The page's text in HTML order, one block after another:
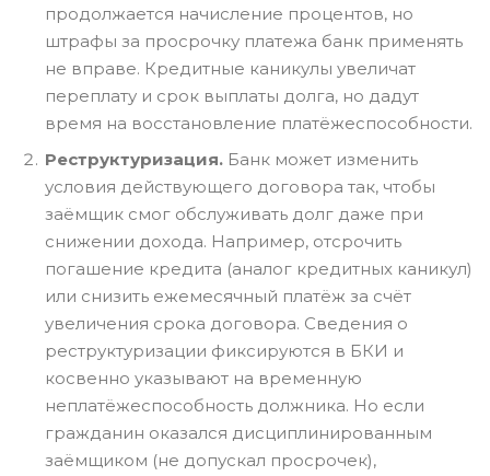
продолжается начисление процентов, но
штрафы за просрочку платежа банк применять
не вправе. Кредитные каникулы увеличат
переплату и срок выплаты долга, но дадут
время на восстановление платёжеспособности.
Реструктуризация. Банк может изменить
условия действующего договора так, чтобы
заёмщик смог обслуживать долг даже при
снижении дохода. Например, отсрочить
погашение кредита (аналог кредитных каникул)
или снизить ежемесячный платёж за счёт
увеличения срока договора. Сведения о
реструктуризации фиксируются в БКИ и
косвенно указывают на временную
неплатёжеспособность должника. Но если
гражданин оказался дисциплинированным
заёмщиком (не допускал просрочек),